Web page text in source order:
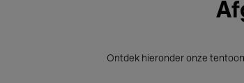
Ontdek hieronder onze